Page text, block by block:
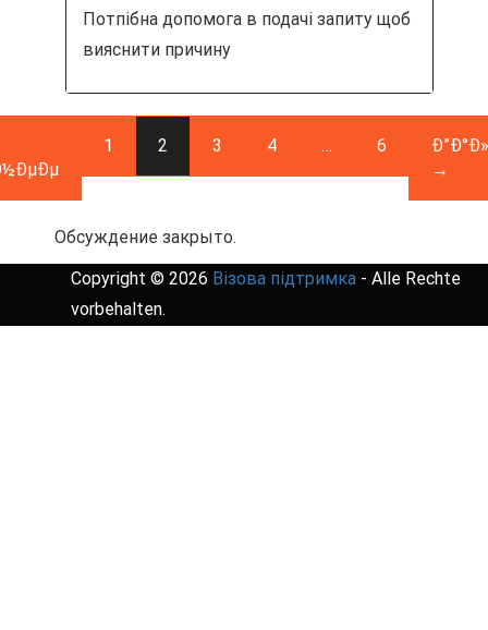
Потпібна допомога в подачі запиту щоб
вияснити причину
1 2 3 4 … 6
→
Обсуждение закрыто.
Copyright © 2026 Візова підтримка - Alle Rechte
vorbehalten.